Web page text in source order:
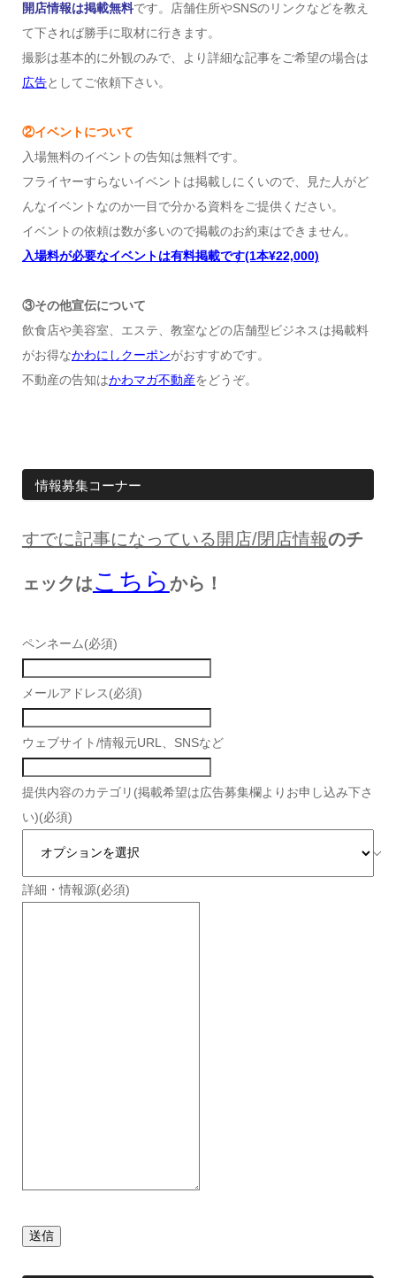
開店情報は掲載無料です。店舗住所やSNSのリンクなどを教え
て下されば勝手に取材に行きます。
撮影は基本的に外観のみで、より詳細な記事をご希望の場合は
広告としてご依頼下さい。
②イベントについて
入場無料のイベントの告知は無料です。
フライヤーすらないイベントは掲載しにくいので、見た人がど
んなイベントなのか一目で分かる資料をご提供ください。
イベントの依頼は数が多いので掲載のお約束はできません。
入場料が必要なイベントは有料掲載です(1本¥22,000)
③その他宣伝について
飲食店や美容室、エステ、教室などの店舗型ビジネスは掲載料
がお得なかわにしクーポンがおすすめです。
不動産の告知はかわマガ不動産をどうぞ。
情報募集コーナー
すでに記事になっている開店/閉店情報のチ
ェックはこちら から！
ペンネーム(必須)
メールアドレス(必須)
ウェブサイト/情報元URL、SNSなど
提供内容のカテゴリ(掲載希望は広告募集欄よりお申し込み下さ
い)(必須)
詳細・情報源(必須)
送信